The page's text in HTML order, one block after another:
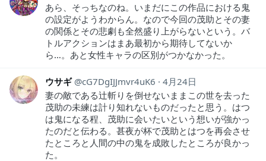
あら、そっちなのね。いまだにこの作品における鬼
の設定がようわからん。なので今回の茂助とその妻
の関係とその悲劇も全然盛り上がらないという。バ
トルアクションはまあ最初から期待してないか
ら…。あと女性キャラの区別がつかなかった。
ウサギ cG7DgIJJmvr4uK6
4月24日
妻の敵である辻斬りを倒せないままこの世を去った
茂助の未練は計り知れないものだったと思う。はつ
は鬼になる程、茂助に会いたいという想いが強かっ
たのだと伝わる。甚夜が杯で茂助とはつを再会させ
たところと人間の中の鬼を成敗したところが良かっ
た。